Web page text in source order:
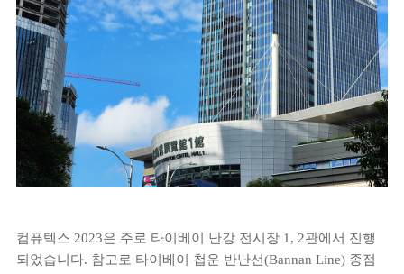
컴퓨텍스 2023은 주로 타이베이 난강 전시장 1, 2관에서 진행
되었습니다. 참고로 타이베이 첩운 반난선(Bannan Line) 종점